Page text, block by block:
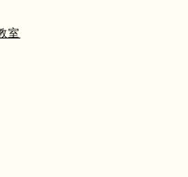
室